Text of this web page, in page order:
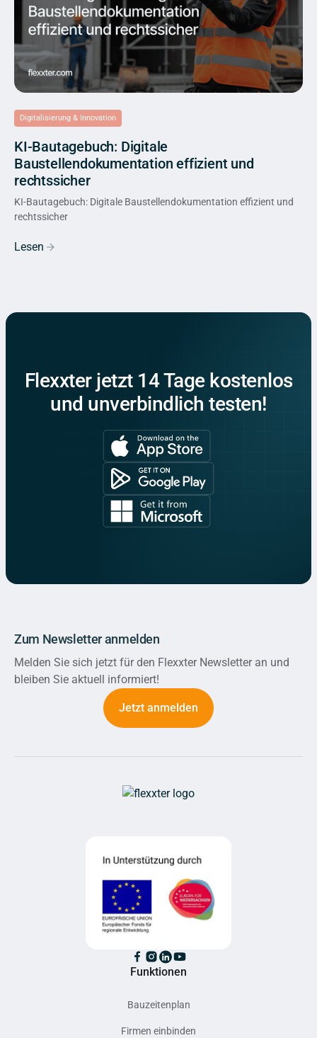
Digitalisierung & Innovation
KI-Bautagebuch: Digitale
Baustellendokumentation effizient und
rechtssicher
KI-Bautagebuch: Digitale Baustellendokumentation effizient und
rechtssicher
Lesen
Flexxter jetzt 14 Tage kostenlos
und unverbindlich testen!
Zum Newsletter anmelden
Melden Sie sich jetzt für den Flexxter Newsletter an und
bleiben Sie aktuell informiert!
Jetzt anmelden
Funktionen
Bauzeitenplan
Firmen einbinden